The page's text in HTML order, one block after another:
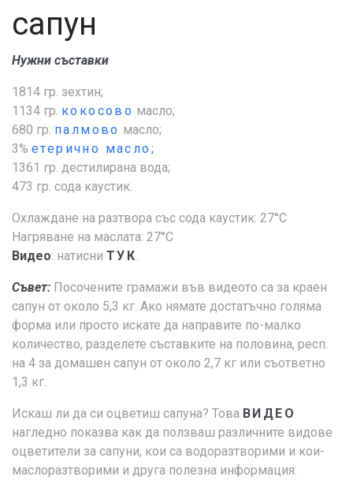
сапун
Нужни съставки
1814 гр. зехтин;
1134 гр. кокосово масло;
680 гр. палмово масло;
3% етерично масло;
1361 гр. дестилирана вода;
473 гр. сода каустик.
Охлаждане на разтвора със сода каустик: 27°С
Нагряване на маслата: 27°С
Видео: натисни ТУК
Съвет: Посочените грамажи във видеото са за краен
сапун от около 5,3 кг. Ако нямате достатъчно голяма
форма или просто искате да направите по-малко
количество, разделете съставките на половина, респ.
на 4 за домашен сапун от около 2,7 кг или съответно
1,3 кг.
Искаш ли да си оцветиш сапуна? Това ВИДЕО
нагледно показва как да ползваш различните видове
оцветители за сапуни, кои са водоразтворими и кои-
маслоразтворими и друга полезна информация.